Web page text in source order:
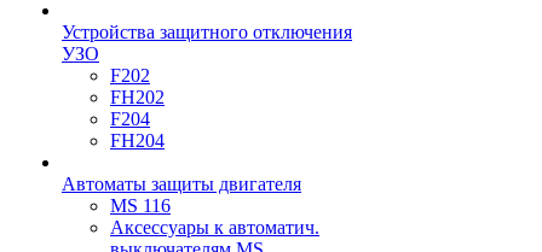
Устройства защитного отключения
УЗО
F202
FH202
F204
FH204
Автоматы защиты двигателя
MS 116
Аксессуары к автоматич.